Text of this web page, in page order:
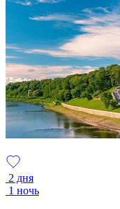
2 дня
1 ночь